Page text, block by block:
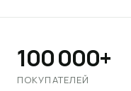
100 000+
ПОКУПАТЕЛЕЙ